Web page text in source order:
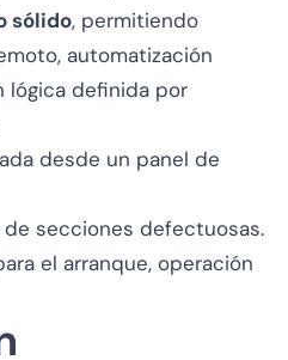
sólido, permitiendo
automatización
lógica definida por
desde un panel de
secciones defectuosas.
el arranque, operación